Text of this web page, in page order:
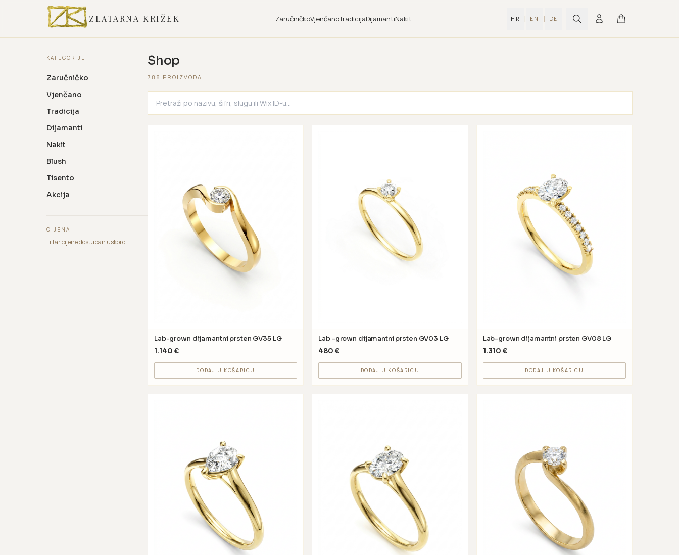
ZLATARNA KRIŽEK ZaručničkoVjenčanoTradicijaDijamantiNakit HR | EN | DE
KATEGORIJE
Zaručničko
Vjenčano
Tradicija
Dijamanti
Nakit
Blush
Tisento
Akcija
CIJENA
Filtar cijene dostupan uskoro.
Shop
788 PROIZVODA
Lab-grown dijamantni prsten GV35 LG
1.140 €
DODAJ U KOŠARICU
Lab -grown dijamantni prsten GV03 LG
480 €
DODAJ U KOŠARICU
Lab-grown dijamantni prsten GV08 LG
1.310 €
DODAJ U KOŠARICU